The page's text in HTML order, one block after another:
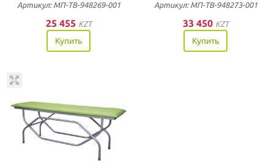
Артикул: МП-ТВ-948269-001
25 455 KZT
Купить
Артикул: МП-ТВ-948273-001
33 450 KZT
Купить